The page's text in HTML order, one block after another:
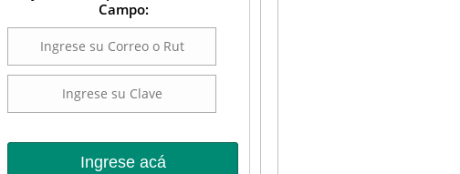
Campo:
Ingrese acá